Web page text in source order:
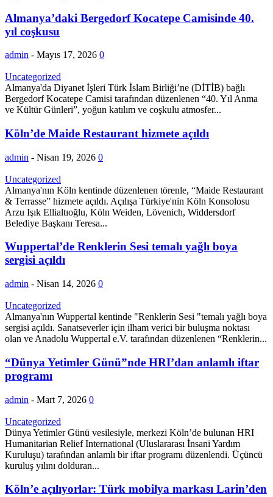
Almanya’daki Bergedorf Kocatepe Camisinde 40.
yıl coşkusu
admin - Mayıs 17, 2026 0
Uncategorized
Almanya'da Diyanet İşleri Türk İslam Birliği’ne (DİTİB) bağlı
Bergedorf Kocatepe Camisi tarafından düzenlenen “40. Yıl Anma
ve Kültür Günleri”, yoğun katılım ve coşkulu atmosfer...
Köln’de Maide Restaurant hizmete açıldı
admin - Nisan 19, 2026 0
Uncategorized
Almanya'nın Köln kentinde düzenlenen törenle, “Maide Restaurant
& Terrasse” hizmete açıldı. Açılışa Türkiye'nin Köln Konsolosu
Arzu Işık Ellialtıoğlu, Köln Weiden, Lövenich, Widdersdorf
Belediye Başkanı Teresa...
Wuppertal’de Renklerin Sesi temalı yağlı boya
sergisi açıldı
admin - Nisan 14, 2026 0
Uncategorized
Almanya'nın Wuppertal kentinde "Renklerin Sesi "temalı yağlı boya
sergisi açıldı. Sanatseverler için ilham verici bir buluşma noktası
olan ve Anadolu Wuppertal e.V. tarafından düzenlenen “Renklerin...
“Dünya Yetimler Günü”nde HRI’dan anlamlı iftar
programı
admin - Mart 7, 2026 0
Uncategorized
Dünya Yetimler Günü vesilesiyle, merkezi Köln’de bulunan HRI
Humanitarian Relief International (Uluslararası İnsani Yardım
Kuruluşu) tarafından anlamlı bir iftar programı düzenlendi. Üçüncü
kuruluş yılını dolduran...
Köln’e açılıyorlar: Türk mobilya markası Larin’den